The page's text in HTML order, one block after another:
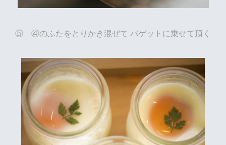
⑤ ④のふたをとりかき混ぜて バゲットに乗せて頂く